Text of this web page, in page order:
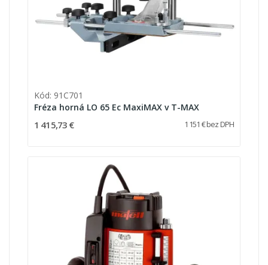
Kód: 91C701
Fréza horná LO 65 Ec MaxiMAX v T-MAX
1 415,73 € 1 151 € bez DPH